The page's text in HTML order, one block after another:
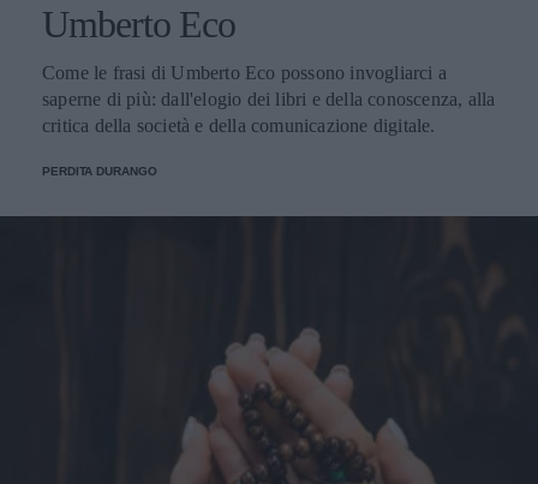
Umberto Eco
Come le frasi di Umberto Eco possono invogliarci a
saperne di più: dall'elogio dei libri e della conoscenza, alla
critica della società e della comunicazione digitale.
PERDITA DURANGO